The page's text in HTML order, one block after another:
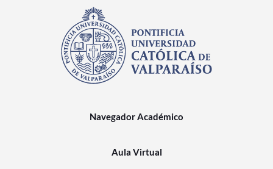
Navegador Académico
Aula Virtual